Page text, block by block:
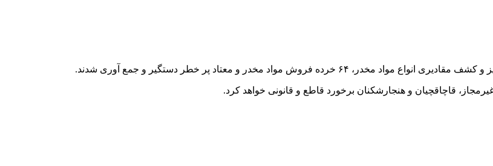
مواد مخدر و معتاد پر خطر دستگیر و جمع آوری شدند.
قاچاقچیان و هنجارشکنان برخورد قاطع و قانونی خواهد کرد.